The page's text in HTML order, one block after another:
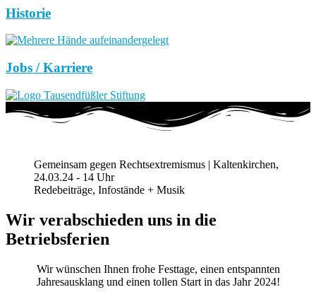
Historie
Jobs / Karriere
Gemeinsam gegen Rechtsextremismus | Kaltenkirchen,
24.03.24 - 14 Uhr
Redebeiträge, Infostände + Musik
Wir verabschieden uns in die
Betriebsferien
Wir wünschen Ihnen frohe Festtage, einen entspannten
Jahresausklang und einen tollen Start in das Jahr 2024!